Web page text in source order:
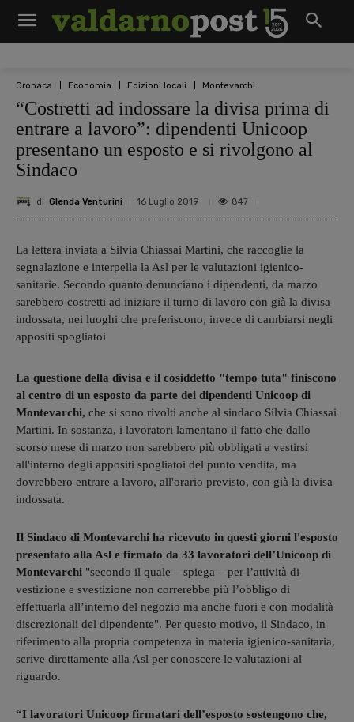
Cronaca Economia Edizioni locali Montevarchi
“Costretti ad indossare la divisa prima di
entrare a lavoro”: dipendenti Unicoop
presentano un esposto e si rivolgono al
Sindaco
di Glenda Venturini 16 Luglio 2019 847
La lettera inviata a Silvia Chiassai Martini, che raccoglie la
segnalazione e interpella la Asl per le valutazioni igienico-
sanitarie. Secondo quanto denunciano i dipendenti, da marzo
sarebbero costretti ad iniziare il turno di lavoro con già la divisa
indossata, nei luoghi che preferiscono, invece di cambiarsi negli
appositi spogliatoi
La questione della divisa e il cosiddetto "tempo tuta" finiscono
al centro di un esposto da parte dei dipendenti Unicoop di
Montevarchi, che si sono rivolti anche al sindaco Silvia Chiassai
Martini. In sostanza, i lavoratori lamentano il fatto che dallo
scorso mese di marzo non sarebbero più obbligati a vestirsi
all'interno degli appositi spogliatoi del punto vendita, ma
dovrebbero entrare a lavoro, all'orario previsto, con già la divisa
indossata.
Il Sindaco di Montevarchi ha ricevuto in questi giorni l'esposto
presentato alla Asl e firmato da 33 lavoratori dell’Unicoop di
Montevarchi "secondo il quale – spiega – per l’attività di
vestizione e svestizione non correrebbe più l’obbligo di
effettuarla all’interno del negozio ma anche fuori e con modalità
discrezionali del dipendente". Per questo motivo, il Sindaco, in
riferimento alla propria competenza in materia igienico-sanitaria,
scrive direttamente alla Asl per conoscere le valutazioni al
riguardo.
“I lavoratori Unicoop firmatari dell’esposto sostengono che,